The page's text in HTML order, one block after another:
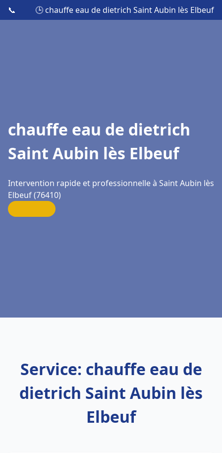
📞 🕒 chauffe eau de dietrich Saint Aubin lès Elbeuf
chauffe eau de dietrich
Saint Aubin lès Elbeuf
Intervention rapide et professionnelle à Saint Aubin lès
Elbeuf (76410)
Service: chauffe eau de
dietrich Saint Aubin lès
Elbeuf